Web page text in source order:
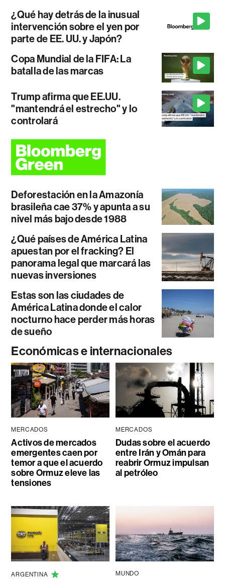
¿Qué hay detrás de la inusual
intervención sobre el yen por
parte de EE. UU. y Japón?
Copa Mundial de la FIFA: La
batalla de las marcas
Trump afirma que EE.UU.
"mantendrá el estrecho" y lo
controlará
Deforestación en la Amazonía
brasileña cae 37% y apunta a su
nivel más bajo desde 1988
¿Qué países de América Latina
apuestan por el fracking? El
panorama legal que marcará las
nuevas inversiones
Estas son las ciudades de
América Latina donde el calor
nocturno hace perder más horas
de sueño
Económicas e internacionales
MERCADOS
Activos de mercados
emergentes caen por
temor a que el acuerdo
sobre Ormuz eleve las
tensiones
MERCADOS
Dudas sobre el acuerdo
entre Irán y Omán para
reabrir Ormuz impulsan
al petróleo
ARGENTINA MUNDO